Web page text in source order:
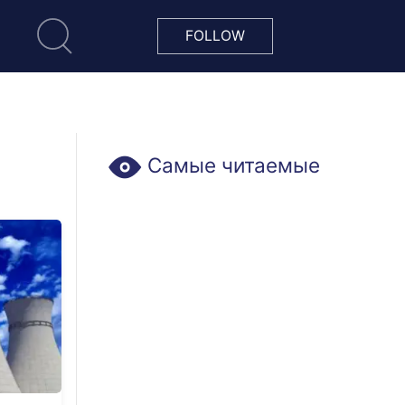
FOLLOW
Самые читаемые